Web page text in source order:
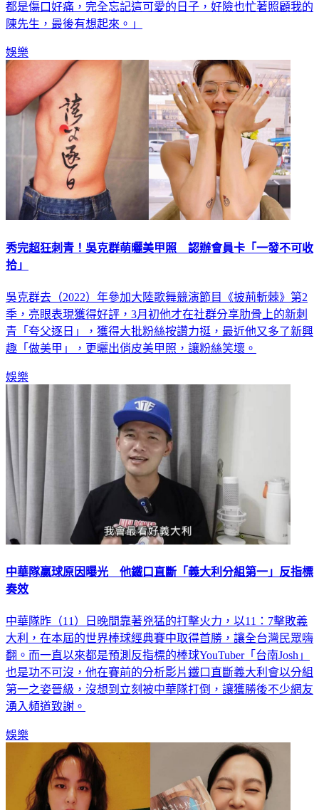
都是傷口好痛，完全忘記這可愛的日子，好險也忙著照顧我的
陳先生，最後有想起來。」
娛樂
秀完超狂刺青！吳克群萌曬美甲照 認辦會員卡「一發不可收
拾」
吳克群去（2022）年參加大陸歌舞競演節目《披荊斬棘》第2
季，亮眼表現獲得好評，3月初他才在社群分享肋骨上的新刺
青「夸父逐日」，獲得大批粉絲按讚力挺，最近他又多了新興
趣「做美甲」，更曬出俏皮美甲照，讓粉絲笑壞。
娛樂
中華隊贏球原因曝光 他鐵口直斷「義大利分組第一」反指標
奏效
中華隊昨（11）日晚間靠著兇猛的打擊火力，以11：7擊敗義
大利，在本屆的世界棒球經典賽中取得首勝，讓全台灣民眾嗨
翻。而一直以來都是預測反指標的棒球YouTuber「台南Josh」
也是功不可沒，他在賽前的分析影片鐵口直斷義大利會以分組
第一之姿晉級，沒想到立刻被中華隊打倒，讓獲勝後不少網友
湧入頻道致謝。
娛樂